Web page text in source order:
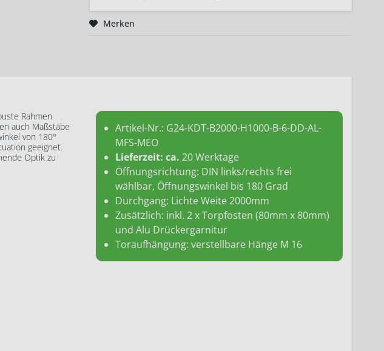
Merken
Rahmen
auch Maßstäbe
von 180°
geeignet.
Optik zu
Artikel-Nr.: G24-KDT-B2000-H1000-B-6-DD-AL-
MFS-MEO
Lieferzeit: ca.20 Werktage
Öffnungsrichtung: DIN links/rechts frei
wählbar, Öffnungswinkel bis 180 Grad
Durchgang: Lichte Weite 2000mm
Zusätzlich: inkl. 2 x Torpfosten (80mm x 80mm)
und Alu Drückergarnitur
Toraufhängung: verstellbare Hänge M 16